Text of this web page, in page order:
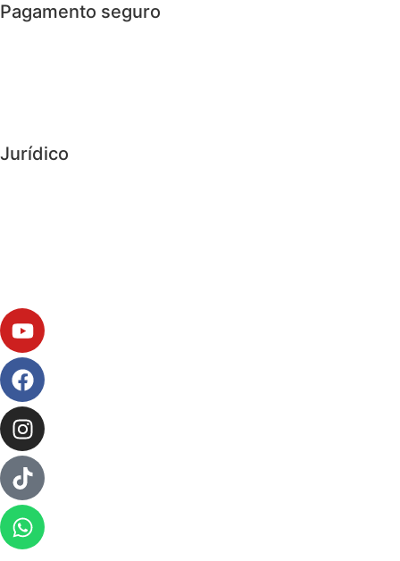
Pagamento seguro
Jurídico